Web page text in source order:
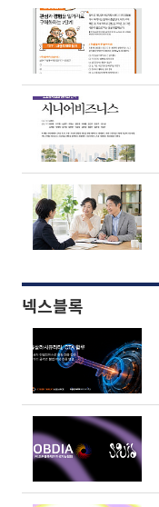
넥스블록